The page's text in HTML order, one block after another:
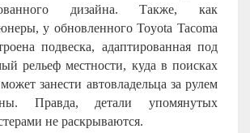
дизайна. Также, как
у обновленного Toyota Tacoma
подвеска, адаптированная под
рельеф местности, куда в поисках
занести автовладельца за рулем
Правда, детали упомянутых
не раскрываются.